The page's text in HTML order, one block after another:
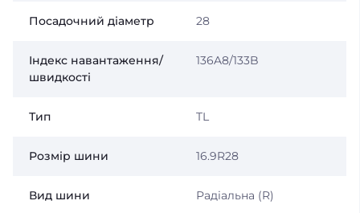
Посадочний діаметр 28
Індекс навантаження/
швидкості
136A8/133B
Тип TL
Розмір шини 16.9R28
Вид шини Радіальна (R)